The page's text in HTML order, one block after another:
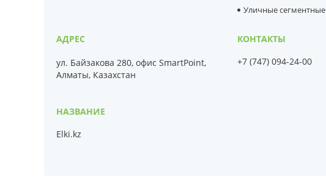
Уличные сегментные
ул. Байзакова 280, офис SmartPoint,
Алматы, Казахстан
Elki.kz
+7 (747) 094-24-00